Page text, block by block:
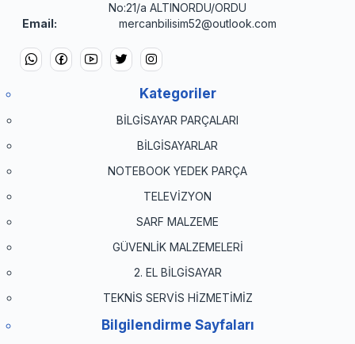
No:21/a ALTINORDU/ORDU
Email:
mercanbilisim52@outlook.com
Kategoriler
BİLGİSAYAR PARÇALARI
BİLGİSAYARLAR
NOTEBOOK YEDEK PARÇA
TELEVİZYON
SARF MALZEME
GÜVENLİK MALZEMELERİ
2. EL BİLGİSAYAR
TEKNİS SERVİS HİZMETİMİZ
Bilgilendirme Sayfaları